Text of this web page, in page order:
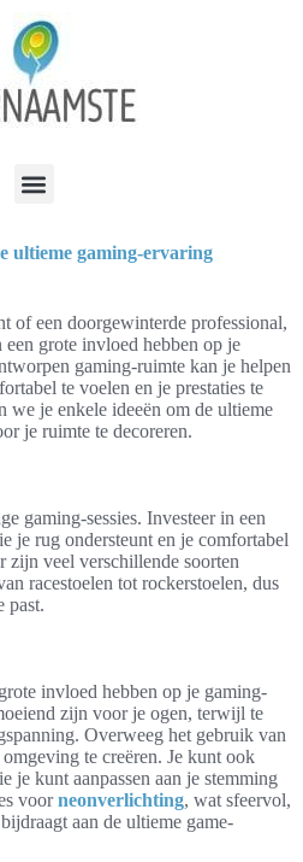
ultieme gaming-ervaring
of een doorgewinterde professional,
grote invloed hebben op je
gaming-ruimte kan je helpen
te voelen en je prestaties te
we je enkele ideeën om de ultieme
je ruimte te decoreren.
gaming-sessies. Investeer in een
je rug ondersteunt en je comfortabel
zijn veel verschillende soorten
racestoelen tot rockerstoelen, dus
past.
invloed hebben op je gaming-
zijn voor je ogen, terwijl te
Overweeg het gebruik van
te creëren. Je kunt ook
je kunt aanpassen aan je stemming
voorneonverlichting, wat sfeervol,
aan de ultieme game-